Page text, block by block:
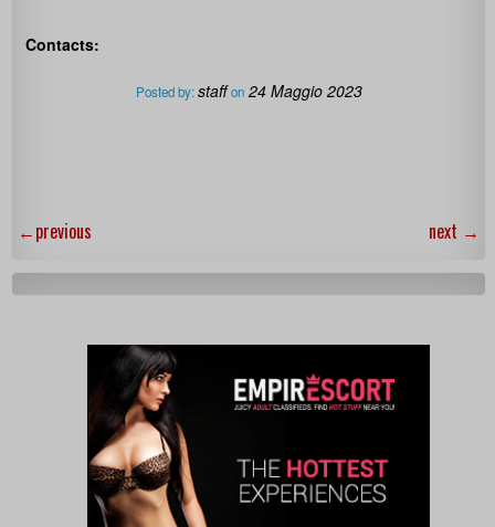
Contacts:
Posted by:staff on 24 Maggio 2023
←previous next →